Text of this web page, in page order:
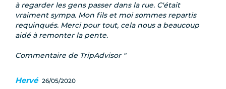
à regarder les gens passer dans la rue. C'était
vraiment sympa. Mon fils et moi sommes repartis
requinqués. Merci pour tout, cela nous a beaucoup
aidé à remonter la pente.
Commentaire de TripAdvisor
Hervé 26/05/2020